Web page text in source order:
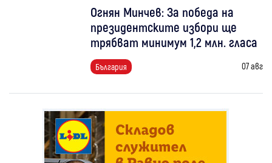
Огнян Минчев: За победа на
президентските избори ще
трябват минимум 1,2 млн. гласа
България 07 авг